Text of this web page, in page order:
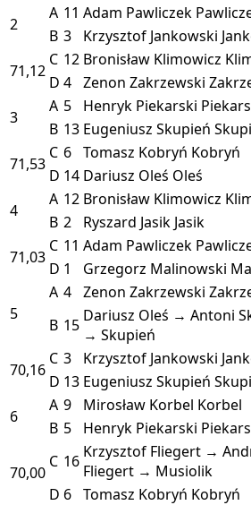
2
A 11 Adam Pawliczek
B 3 Krzysztof Jankowski
71,12
C 12 Bronisław Klimowicz
D 4 Zenon Zakrzewski
3
A 5 Henryk Piekarski
B 13 Eugeniusz Skupień
71,53
C 6 Tomasz Kobryń Kobryń
D 14 Dariusz Oleś Oleś
4
A 12 Bronisław Klimowicz
B 2 Ryszard Jasik Jasik
71,03
C 11 Adam Pawliczek
D 1 Grzegorz Malinowski
5
A 4 Zenon Zakrzewski
B 15 Dariusz Oleś → Antoni
→ Skupień
70,16
C 3 Krzysztof Jankowski
D 13 Eugeniusz Skupień
6
A 9 Mirosław Korbel Korbel
B 5 Henryk Piekarski
70,00
C 16 Krzysztof Fliegert →
Fliegert → Musiolik
D 6 Tomasz Kobryń Kobryń